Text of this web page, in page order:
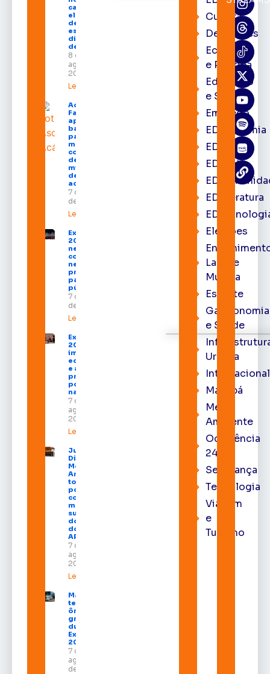
cartórios
eleitorais
de todo o
estado nos
dias 10 e 11
de agosto
8 de
agosto de
2026
Leia mais »
Acácio
Favacho
apresenta
balanço
parcial do
mandato
com mais
de R$ 668
milhões
destinados
ao Amapá
7 de agosto
de 2026
Leia mais »
Expofeira
2026 começa
neste sábado
com shows,
negócios e
programação
para todos os
públicos
7 de agosto
de 2026
Leia mais »
Expofeira
2026
impulsiona
economia
e aumenta
procura
por hotéis
na capital
7 de
agosto de
2026
Leia mais »
Juiz
Diego
Moura de
Araújo
toma
posse
como
membro
substituto
do Pleno
do TRE-
AP
7 de
agosto de
2026
Leia mais »
Macapá
terá
ônibus
gratuitos
durante a
Expofeira
2026
7 de
agosto
de 2026
Cultura
Destaques
Economia
e Política
Educação
e Saúde
Emprego
EDacademia
EDbrasília
EDcast
EDliteratura
Eleições
Lazer e
Música
Esporte
Gastronomia
e Saúde
Urbana
Internacional
Macapá
Meio
Ambiente
Ocorrência
24h
Segurança
Tecnologia
Viagem
e
Turismo